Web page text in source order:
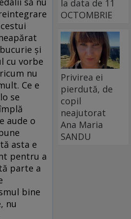
şi
cu vorbe
nu
Ce e
se
aude o
asta e
pentru a
parte a
bine
nu
la data de 11
OCTOMBRIE
Privirea ei
pierdută, de
copil
neajutorat
Ana Maria
SANDU